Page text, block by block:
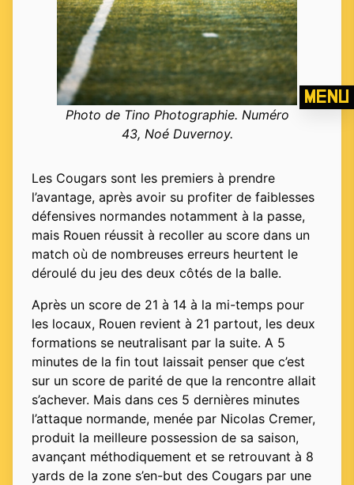
Menu
Photo de Tino Photographie. Numéro
43, Noé Duvernoy.
Les Cougars sont les premiers à prendre
l’avantage, après avoir su profiter de faiblesses
défensives normandes notamment à la passe,
mais Rouen réussit à recoller au score dans un
match où de nombreuses erreurs heurtent le
déroulé du jeu des deux côtés de la balle.
Après un score de 21 à 14 à la mi-temps pour
les locaux, Rouen revient à 21 partout, les deux
formations se neutralisant par la suite. A 5
minutes de la fin tout laissait penser que c’est
sur un score de parité de que la rencontre allait
s’achever. Mais dans ces 5 dernières minutes
l’attaque normande, menée par Nicolas Cremer,
produit la meilleure possession de sa saison,
avançant méthodiquement et se retrouvant à 8
yards de la zone s’en-but des Cougars par une